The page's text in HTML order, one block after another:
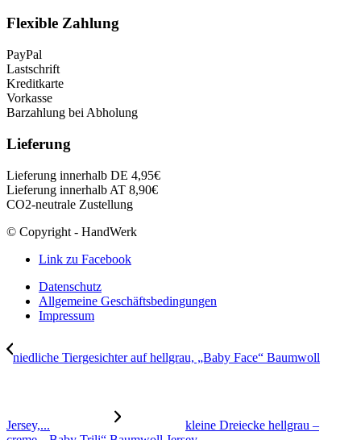
Flexible Zahlung
PayPal
Lastschrift
Kreditkarte
Vorkasse
Barzahlung bei Abholung
Lieferung
Lieferung innerhalb DE 4,95€
Lieferung innerhalb AT 8,90€
CO2-neutrale Zustellung
© Copyright - HandWerk
Link zu Facebook
Datenschutz
Allgemeine Geschäftsbedingungen
Impressum
niedliche Tiergesichter auf hellgrau, „Baby Face“ Baumwoll
Jersey,...
kleine Dreiecke hellgrau –